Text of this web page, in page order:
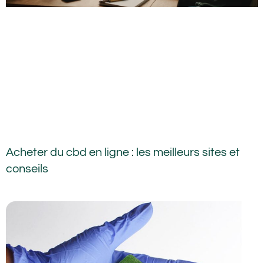
Acheter du cbd en ligne : les meilleurs sites et
conseils